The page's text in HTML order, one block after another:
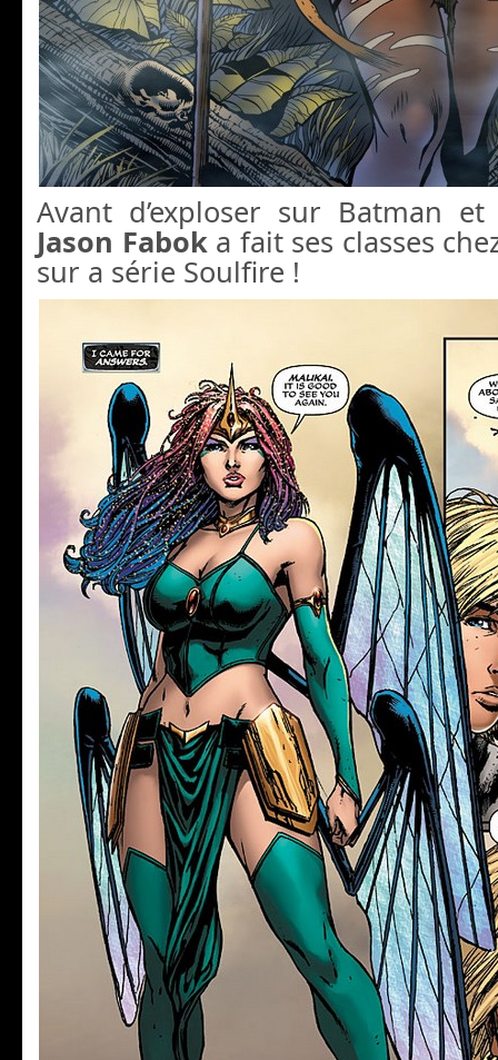
Avant d’exploser sur Batman et
Jason Faboka fait ses classes
sur a série Soulfire !